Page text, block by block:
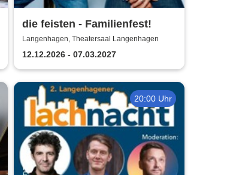
die feisten - Familienfest!
Langenhagen, Theatersaal Langenhagen
12.12.2026 - 07.03.2027
20:00 Uhr